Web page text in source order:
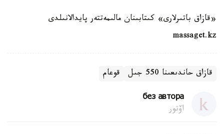
«قازاق باتىرلارى» كىتابىنان مالىمەتتەر پايدالانىلدى
massaget.kz
قازاق حاندىعىنا 550 جىل قوعام
без автора
اۆتور